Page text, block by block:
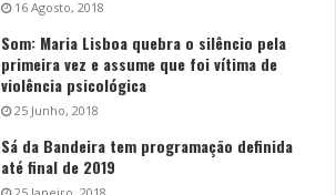
16 Agosto, 2018
Som: Maria Lisboa quebra o silêncio pela
primeira vez e assume que foi vítima de
violência psicológica
25 Junho, 2018
Sá da Bandeira tem programação definida
até final de 2019